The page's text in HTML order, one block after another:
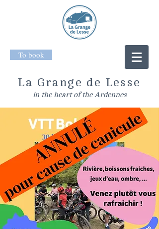
To book
La Grange de Lesse
in the heart of the Ardennes